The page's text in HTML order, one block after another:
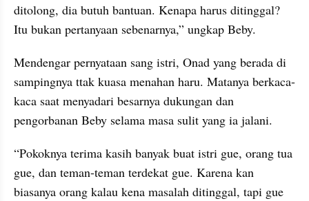
ditolong, dia butuh bantuan. Kenapa harus ditinggal?
Itu bukan pertanyaan sebenarnya,” ungkap Beby.
Mendengar pernyataan sang istri, Onad yang berada di
sampingnya ttak kuasa menahan haru. Matanya berkaca-
kaca saat menyadari besarnya dukungan dan
pengorbanan Beby selama masa sulit yang ia jalani.
“Pokoknya terima kasih banyak buat istri gue, orang tua
gue, dan teman-teman terdekat gue. Karena kan
biasanya orang kalau kena masalah ditinggal, tapi gue